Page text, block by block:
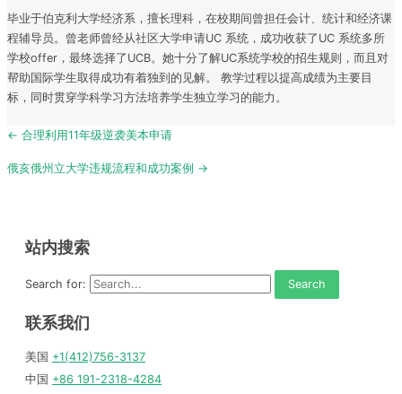
毕业于伯克利大学经济系，擅长理科，在校期间曾担任会计、统计和经济课
程辅导员。曾老师曾经从社区大学申请UC 系统，成功收获了UC 系统多所
学校offer，最终选择了UCB。她十分了解UC系统学校的招生规则，而且对
帮助国际学生取得成功有着独到的见解。 教学过程以提高成绩为主要目
标，同时贯穿学科学习方法培养学生独立学习的能力。
Post
← 合理利用11年级逆袭美本申请
俄亥俄州立大学违规流程和成功案例 →
站内搜索
Search for:
联系我们
美国 +1(412)756-3137
中国 +86 191-2318-4284